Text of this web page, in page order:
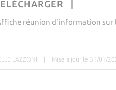
réunion d'information
LAZZONI | Mise à jour le 31/01/